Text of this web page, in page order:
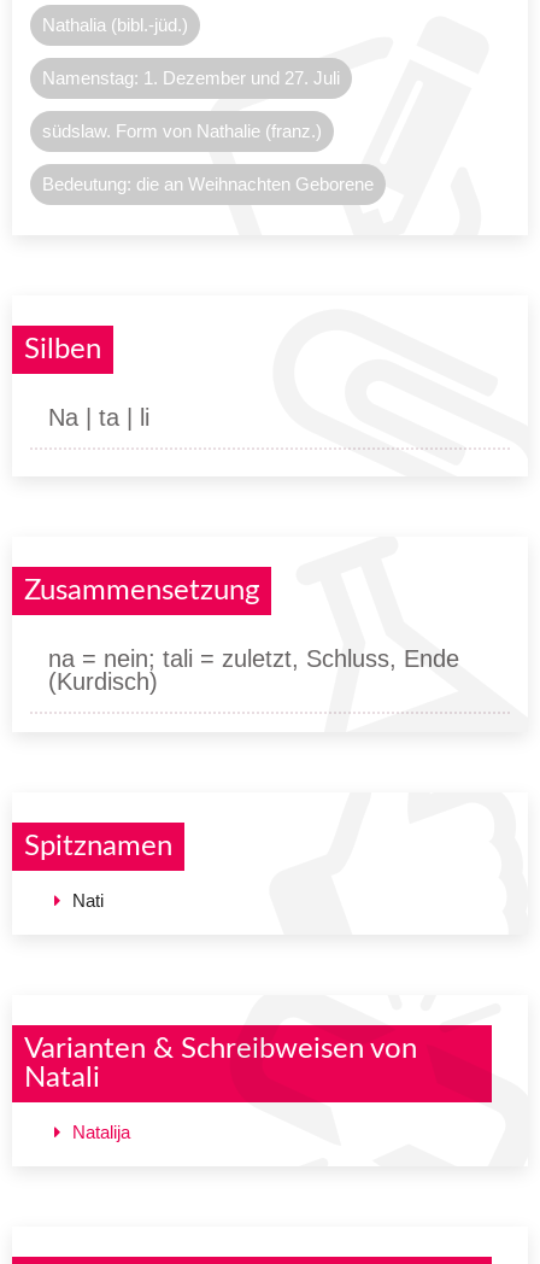
Nathalia (bibl.-jüd.)
Namenstag: 1. Dezember und 27. Juli
südslaw. Form von Nathalie (franz.)
Bedeutung: die an Weihnachten Geborene
Silben
Na | ta | li
Zusammensetzung
na = nein; tali = zuletzt, Schluss, Ende
(Kurdisch)
Spitznamen
Nati
Varianten & Schreibweisen von
Natali
Natalija